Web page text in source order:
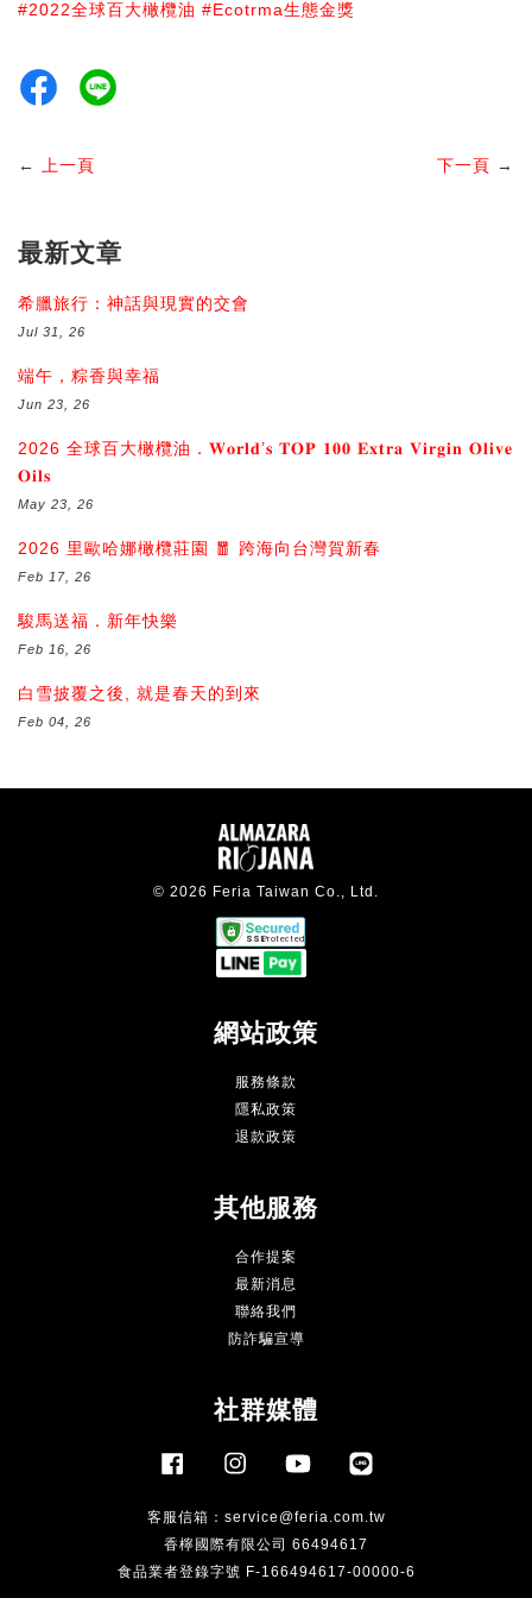
#2022全球百大橄欖油 #Ecotrma生態金獎
← 上一頁 下一頁 →
最新文章
希臘旅行：神話與現實的交會
Jul 31, 26
端午，粽香與幸福
Jun 23, 26
2026 全球百大橄欖油．𝐖𝐨𝐫𝐥𝐝’𝐬 𝐓𝐎𝐏 𝟏𝟎𝟎 𝐄𝐱𝐭𝐫𝐚 𝐕𝐢𝐫𝐠𝐢𝐧 𝐎𝐥𝐢𝐯𝐞
𝐎𝐢𝐥𝐬
May 23, 26
2026 里歐哈娜橄欖莊園 🧧 跨海向台灣賀新春
Feb 17, 26
駿馬送福．新年快樂
Feb 16, 26
白雪披覆之後, 就是春天的到來
Feb 04, 26
© 2026 Feria Taiwan Co., Ltd.
網站政策
服務條款
隱私政策
退款政策
其他服務
合作提案
最新消息
聯絡我們
防詐騙宣導
社群媒體
Facebook Instagram YouTube
客服信箱： service@feria.com.tw
香檸國際有限公司 66494617
食品業者登錄字號 F-166494617-00000-6